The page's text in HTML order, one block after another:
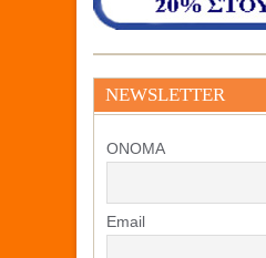
NEWSLETTER
ΟΝΟΜΑ
Email